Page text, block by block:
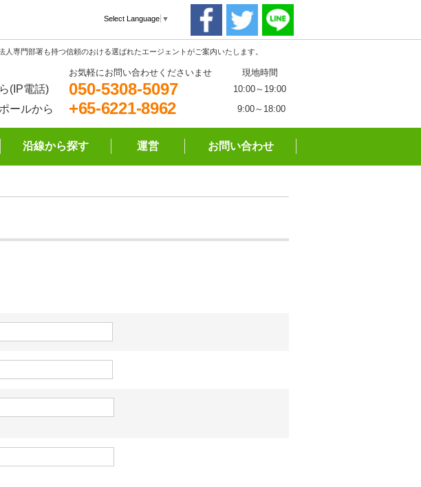
Select Language ▼
専門部署も持つ信頼のおける選ばれたエージェントがご案内いたします。
(IP電話)
ールから
お気軽にお問い合わせくださいませ
050-5308-5097
+65-6221-8962
現地時間
10:00～19:00
9:00～18:00
沿線から探す 運営 お問い合わせ